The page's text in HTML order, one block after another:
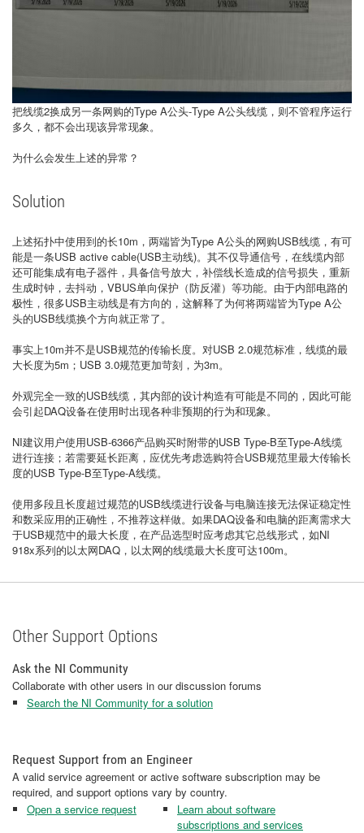
把线缆2换成另一条网购的Type A公头-Type A公头线缆，则不管程序运行
多久，都不会出现该异常现象。
为什么会发生上述的异常？
Solution
上述拓扑中使用到的长10m，两端皆为Type A公头的网购USB线缆，有可
能是一条USB active cable(USB主动线)。其不仅导通信号，在线缆内部
还可能集成有电子器件，具备信号放大，补偿线长造成的信号损失，重新
生成时钟，去抖动，VBUS单向保护（防反灌）等功能。由于内部电路的
极性，很多USB主动线是有方向的，这解释了为何将两端皆为Type A公
头的USB线缆换个方向就正常了。
事实上10m并不是USB规范的传输长度。对USB 2.0规范标准，线缆的最
大长度为5m；USB 3.0规范更加苛刻，为3m。
外观完全一致的USB线缆，其内部的设计构造有可能是不同的，因此可能
会引起DAQ设备在使用时出现各种非预期的行为和现象。
NI建议用户使用USB-6366产品购买时附带的USB Type-B至Type-A线缆
进行连接；若需要延长距离，应优先考虑选购符合USB规范里最大传输长
度的USB Type-B至Type-A线缆。
使用多段且长度超过规范的USB线缆进行设备与电脑连接无法保证稳定性
和数采应用的正确性，不推荐这样做。如果DAQ设备和电脑的距离需求大
于USB规范中的最大长度，在产品选型时应考虑其它总线形式，如NI
918x系列的以太网DAQ，以太网的线缆最大长度可达100m。
Other Support Options
Ask the NI Community
Collaborate with other users in our discussion forums
Search the NI Community for a solution
Request Support from an Engineer
A valid service agreement or active software subscription may be
required, and support options vary by country.
Open a service request
Learn about software
subscriptions and services